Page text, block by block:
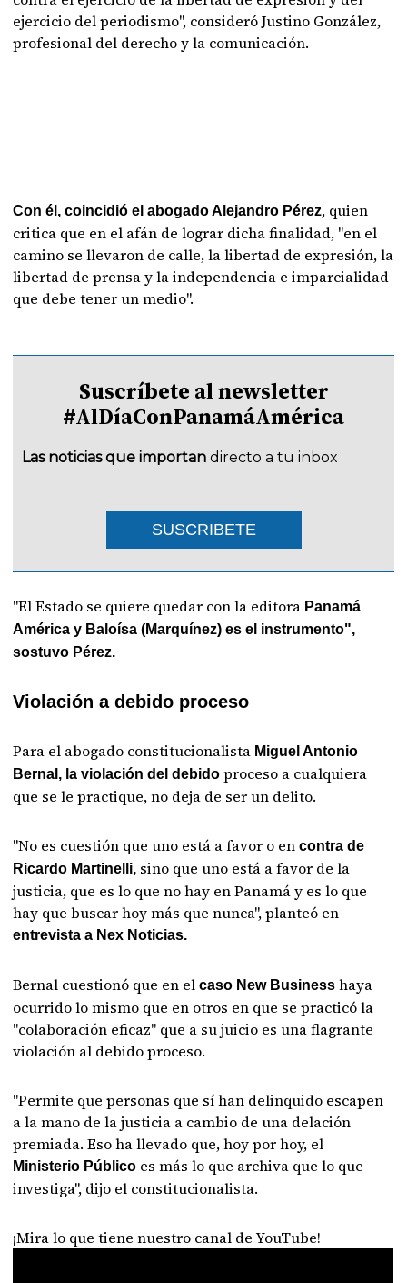
ejercicio del periodismo", consideró Justino González,
profesional del derecho y la comunicación.
Con él, coincidió el abogado Alejandro Pérez, quien
critica que en el afán de lograr dicha finalidad, "en el
camino se llevaron de calle, la libertad de expresión, la
libertad de prensa y la independencia e imparcialidad
que debe tener un medio".
Suscríbete al newsletter
#AlDíaConPanamáAmérica
Las noticias que importan directo a tu inbox
SUSCRIBETE
"El Estado se quiere quedar con la editora Panamá
América y Baloísa (Marquínez) es el instrumento",
sostuvo Pérez.
Violación a debido proceso
Para el abogado constitucionalista Miguel Antonio
Bernal, la violación del debido proceso a cualquiera
que se le practique, no deja de ser un delito.
"No es cuestión que uno está a favor o encontra de
Ricardo Martinelli, sino que uno está a favor de la
justicia, que es lo que no hay en Panamá y es lo que
hay que buscar hoy más que nunca", planteó en
entrevista a Nex Noticias.
Bernal cuestionó que en el caso New Businesshaya
ocurrido lo mismo que en otros en que se practicó la
"colaboración eficaz" que a su juicio es una flagrante
violación al debido proceso.
"Permite que personas que sí han delinquido escapen
a la mano de la justicia a cambio de una delación
premiada. Eso ha llevado que, hoy por hoy, el
Ministerio Público es más lo que archiva que lo que
investiga", dijo el constitucionalista.
¡Mira lo que tiene nuestro canal de YouTube!